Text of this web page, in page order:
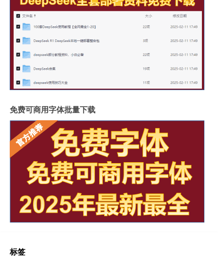
免费可商用字体批量下载
标签